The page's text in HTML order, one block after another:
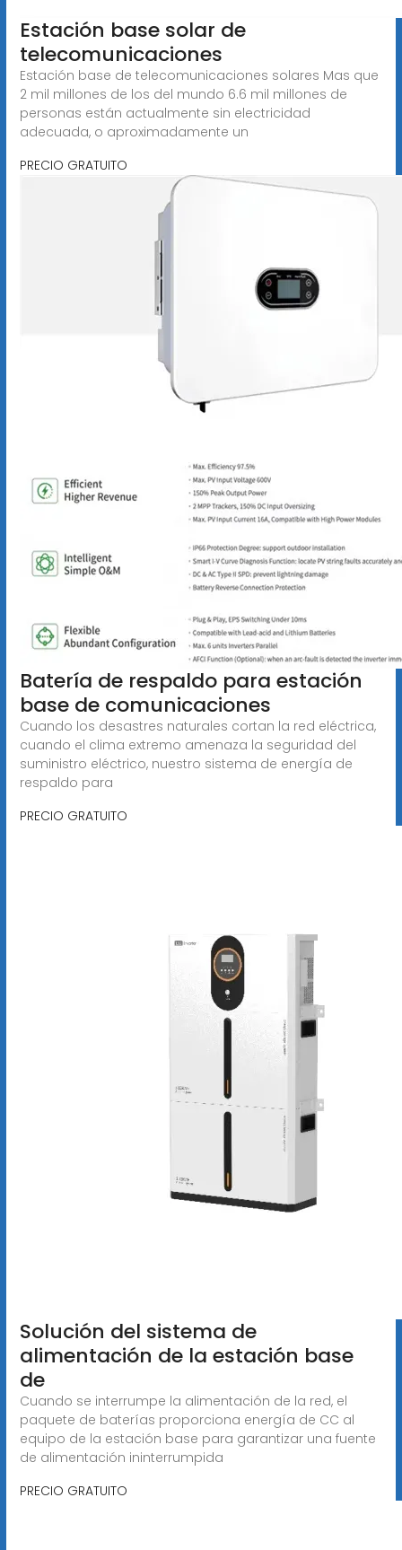
Estación base solar de
telecomunicaciones
Estación base de telecomunicaciones solares Mas que
2 mil millones de los del mundo 6.6 mil millones de
personas están actualmente sin electricidad
adecuada, o aproximadamente un
PRECIO GRATUITO
Batería de respaldo para estación
base de comunicaciones
Cuando los desastres naturales cortan la red eléctrica,
cuando el clima extremo amenaza la seguridad del
suministro eléctrico, nuestro sistema de energía de
respaldo para
PRECIO GRATUITO
Solución del sistema de
alimentación de la estación base
de
Cuando se interrumpe la alimentación de la red, el
paquete de baterías proporciona energía de CC al
equipo de la estación base para garantizar una fuente
de alimentación ininterrumpida
PRECIO GRATUITO